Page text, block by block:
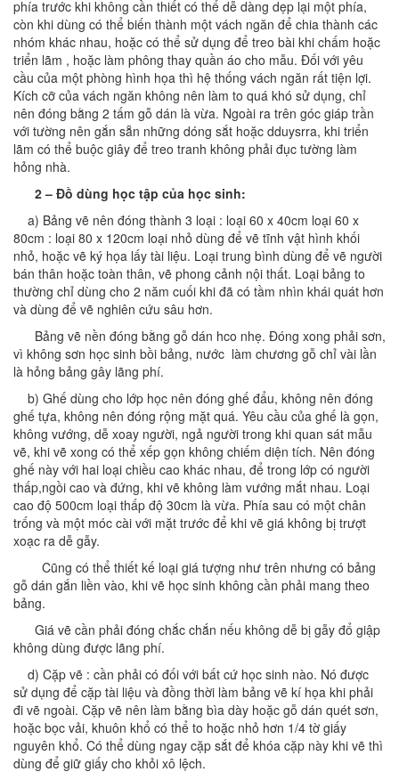
phía trước khi không cần thiết có thể dễ dàng dẹp lại một phía,
còn khi dùng có thể biến thành một vách ngăn để chia thành các
nhóm khác nhau, hoặc có thể sử dụng để treo bài khi chấm hoặc
triển lãm , hoặc làm phông thay quần áo cho mẫu. Đối với yêu
cầu của một phòng hình họa thì hệ thống vách ngăn rất tiện lợi.
Kích cỡ của vách ngăn không nên làm to quá khó sử dụng, chỉ
nên đóng bằng 2 tấm gỗ dán là vừa. Ngoài ra trên góc giáp trần
với tường nên gắn sẵn những dóng sắt hoặc dduysrra, khi triển
lãm có thể buộc giây để treo tranh không phải đục tường làm
hỏng nhà.
2 – Đồ dùng học tập của học sinh:
a) Bảng vẽ nên đóng thành 3 loại : loại 60 x 40cm loại 60 x
80cm : loại 80 x 120cm loại nhỏ dùng để vẽ tĩnh vật hình khối
nhỏ, hoặc vẽ ký họa lấy tài liệu. Loại trung bình dùng để vẽ người
bán thân hoặc toàn thân, vẽ phong cảnh nội thất. Loại bảng to
thường chỉ dùng cho 2 năm cuối khi đã có tầm nhìn khái quát hơn
và dùng để vẽ nghiên cứu sâu hơn.
Bảng vẽ nền đóng bằng gỗ dán hco nhẹ. Đóng xong phải sơn,
vì không sơn học sinh bồi bảng, nước làm chương gỗ chỉ vài lần
là hỏng bảng gây lãng phí.
b) Ghế dùng cho lớp học nên đóng ghế đẩu, không nên đóng
ghế tựa, không nên đóng rộng mặt quá. Yêu cầu của ghế là gọn,
không vướng, dễ xoay người, ngả người trong khi quan sát mẫu
vẽ, khi vẽ xong có thể xếp gọn không chiếm diện tích. Nên đóng
ghế này với hai loại chiều cao khác nhau, để trong lớp có người
thấp,ngồi cao và đứng, khi vẽ không làm vướng mắt nhau. Loại
cao độ 500cm loại thấp độ 30cm là vừa. Phía sau có một chân
trống và một móc cài với mặt trước để khi vẽ giá không bị trượt
xoạc ra dễ gẫy.
Cũng có thể thiết kế loại giá tượng như trên nhưng có bảng
gỗ dán gắn liền vào, khi vẽ học sinh không cần phải mang theo
bảng.
Giá vẽ cần phải đóng chắc chắn nếu không dễ bị gẫy đổ giập
không dùng được lãng phí.
d) Cặp vẽ : cần phải có đối với bất cứ học sinh nào. Nó được
sử dụng để cặp tài liệu và đồng thời làm bảng vẽ kí họa khi phải
đi vẽ ngoài. Cặp vẽ nên làm bằng bìa dày hoặc gỗ dán quét sơn,
hoặc bọc vải, khuôn khổ có thể to hoặc nhỏ hơn 1/4 tờ giấy
nguyên khổ. Có thể dùng ngay cặp sắt để khóa cặp này khi vẽ thì
dùng để giữ giấy cho khỏi xô lệch.